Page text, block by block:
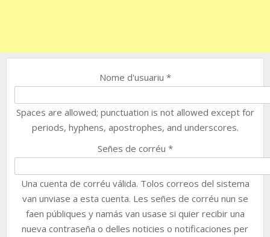
Nome d'usuariu *
Spaces are allowed; punctuation is not allowed except for
periods, hyphens, apostrophes, and underscores.
Señes de corréu *
Una cuenta de corréu válida. Tolos correos del sistema
van unviase a esta cuenta. Les señes de corréu nun se
faen públiques y namás van usase si quier recibir una
nueva contraseña o delles noticies o notificaciones per